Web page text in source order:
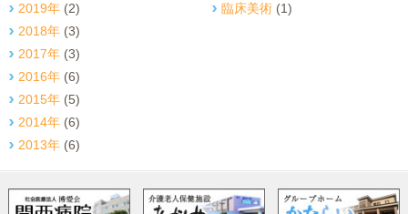
2019年 (2)
2018年 (3)
2017年 (3)
2016年 (6)
2015年 (5)
2014年 (6)
2013年 (6)
臨床美術(1)